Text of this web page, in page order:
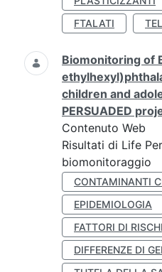
FTALATI
Biomonitoring of
children and
PERSUADED
Contenuto Web
Risultati di Life
biomonitoraggio
CONTAMINANTI
EPIDEMIOLOGIA
FATTORI DI
DIFFERENZE DI